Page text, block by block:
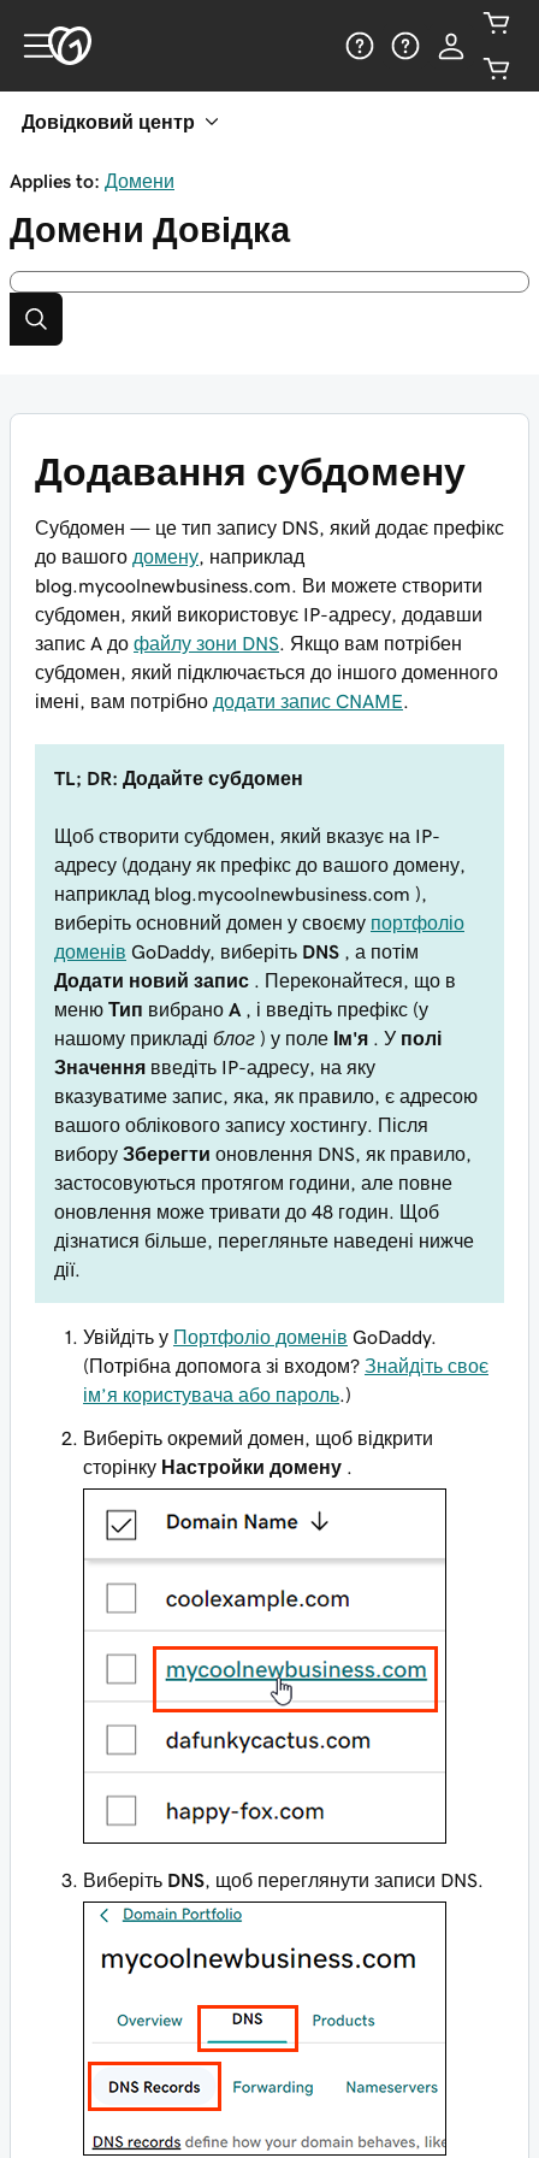
Довідковий центр
Applies to: Домени
Домени Довідка
Додавання субдомену
Субдомен — це тип запису DNS, який додає префікс
до вашого домену , наприклад
blog.mycoolnewbusiness.com . Ви можете створити
субдомен, який використовує IP-адресу, додавши
запис A до файлу зони DNS . Якщо вам потрібен
субдомен, який підключається до іншого доменного
імені, вам потрібно додати запис CNAME
TL; DR: Додайте субдомен
Щоб створити субдомен, який вказує на IP-
адресу (додану як префікс до вашого домену,
наприклад blog.mycoolnewbusiness.com ),
виберіть основний домен у своєму портфоліо
доменів GoDaddy, виберіть DNS , а потім
Додати новий запис . Переконайтеся, що в
меню Тип вибрано A , і введіть префікс (у
нашому прикладі блог ) у поле Ім'я . У полі
Значення введіть IP-адресу, на яку
вказуватиме запис, яка, як правило, є адресою
вашого облікового запису хостингу. Після
вибору Зберегти оновлення DNS, як правило,
застосовуються протягом години, але повне
оновлення може тривати до 48 годин. Щоб
дізнатися більше, перегляньте наведені нижче
дії.
Увійдіть у Портфоліо доменів GoDaddy.
(Потрібна допомога зі входом? Знайдіть своє
ім’я користувача або пароль .)
Виберіть окремий домен, щоб відкрити
сторінку Настройки домену
Виберіть DNS , щоб переглянути записи DNS.